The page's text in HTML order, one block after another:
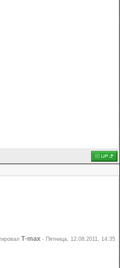
T-max - Пятница, 12.08.2011, 14:35